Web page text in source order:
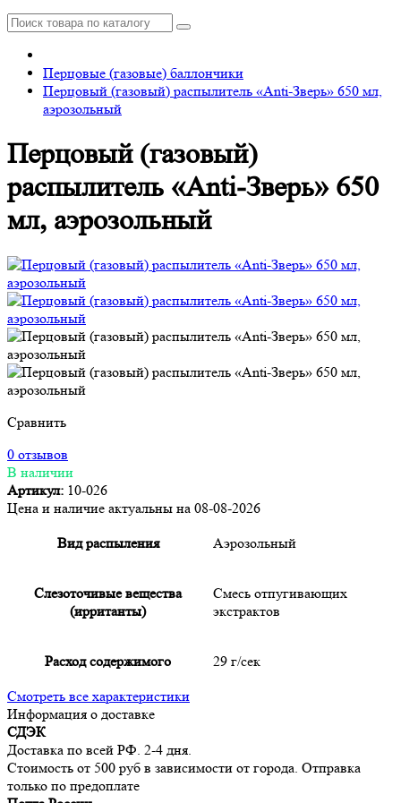
Перцовые (газовые) баллончики
Перцовый (газовый) распылитель «Anti-Зверь» 650 мл,
аэрозольный
Перцовый (газовый)
распылитель «Anti-Зверь» 650
мл, аэрозольный
Сравнить
0 отзывов
В наличии
Артикул: 10-026
Цена и наличие актуальны на 08-08-2026
Вид распыления Аэрозольный
Слезоточивые вещества
(ирританты)
Смесь отпугивающих
экстрактов
Расход содержимого 29 г/сек
Смотреть все характеристики
Информация о доставке
СДЭК
Доставка по всей РФ. 2-4 дня.
Стоимость от 500 руб в зависимости от города. Отправка
только по предоплате